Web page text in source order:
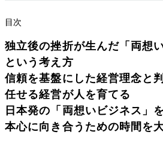
目次
独立後の挫折が生んだ「両想
という考え方
信頼を基盤にした経営理念と
任せる経営が人を育てる
日本発の「両想いビジネス」
本心に向き合うための時間を